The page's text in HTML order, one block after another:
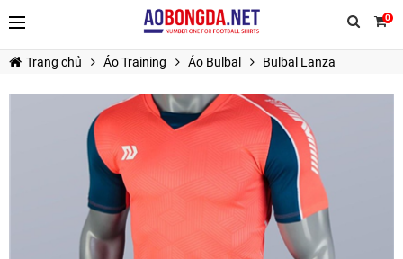
0
TIẾP TỤC MUA HÀNG
Trang chủ Áo Training Áo Bulbal Bulbal Lanza